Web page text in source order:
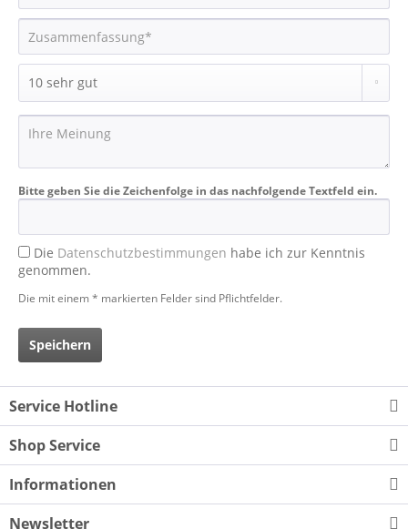
Bitte geben Sie die Zeichenfolge in das nachfolgende Textfeld ein.
Die Datenschutzbestimmungen habe ich zur Kenntnis
genommen.
Die mit einem * markierten Felder sind Pflichtfelder.
Speichern
Service Hotline
Shop Service
Informationen
Newsletter